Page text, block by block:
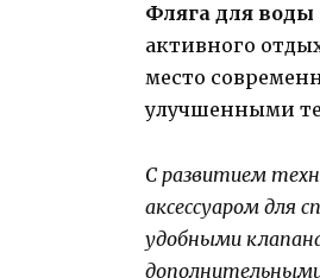
Фляга для воды
активного
место
улучшенными
С развитием
аксессуаром для
удобными
дополнительными